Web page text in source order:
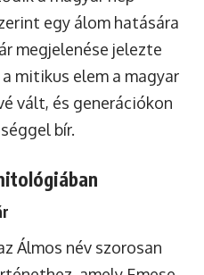
egy álom hatására
megjelenése jelezte
mitikus elem a magyar
vált, és generációkon
bír.
Álmos név szorosan